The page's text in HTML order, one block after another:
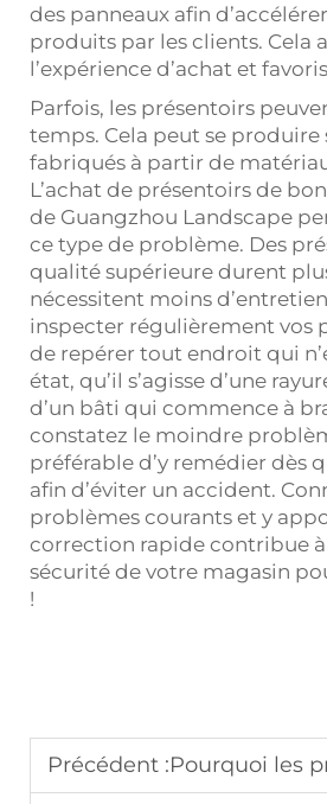
des panneaux afin
produits par les clients. Cela
l’expérience d’achat et
Parfois, les présentoirs
temps. Cela peut se produire
fabriqués à partir de
L’achat de présentoirs de
de Guangzhou Landscape
ce type de problème. Des
qualité supérieure durent
nécessitent moins
inspecter régulièrement vos
de repérer tout endroit qui
état, qu’il s’agisse d’une
d’un bâti qui commence à
constatez le moindre
préférable d’y remédier dès
afin d’éviter un accident.
problèmes courants et y
correction rapide contribue à
sécurité de votre magasin
!
Précédent :Pourquoi les présentoirs Landscape